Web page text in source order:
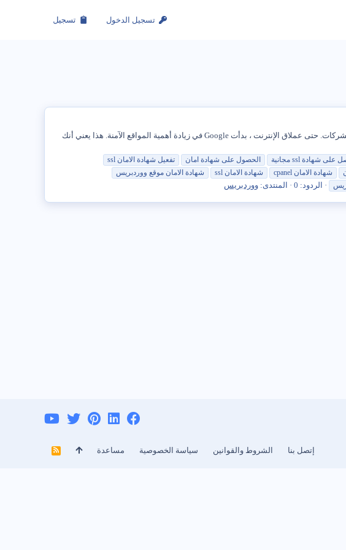
تسجيل الدخول تسجيل
إصلاح تحذيرات محتوى WordPress HTTPS لقد تطورت الإنترنت وأصبحت الخصوصية والأمان الآن أولوية قصوى لمعظم الشركات. حتى عملاق الإنترنت ، بدأت Google في زيادة أهمية المواقع الآمنة. هذا يعني أنك
على شهادة ssl مجانية الحصول على شهادة امان تفعيل شهادة الامان ssl
شهادة الامان cpanel شهادة الامان ssl شهادة الامان موقع ووردبريس
الردود: 0 المنتدى: ووردبريس
إتصل بنا الشروط والقوانين سياسة الخصوصية مساعدة
R